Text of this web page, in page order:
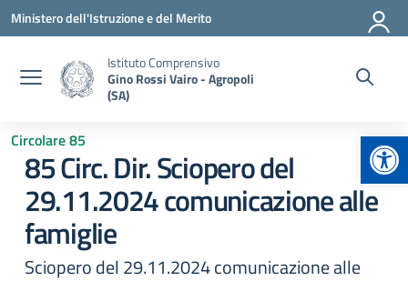
Vai ai contenuti
Vai al menu di navigazione
Vai al footer
Ministero dell'Istruzione e del Merito
Istituto Comprensivo
Gino Rossi Vairo - Agropoli
(SA)
Circolare 85
85 Circ. Dir. Sciopero del
29.11.2024 comunicazione alle
famiglie
Sciopero del 29.11.2024 comunicazione alle